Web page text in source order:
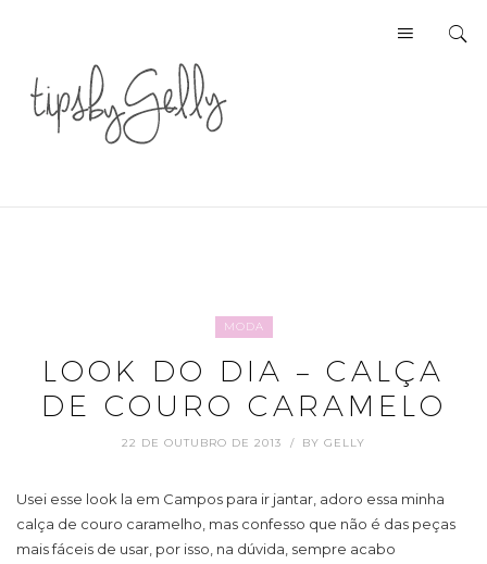
MODA
LOOK DO DIA – CALÇA
DE COURO CARAMELO
22 DE OUTUBRO DE 2013 BY GELLY
Usei esse look la em Campos para ir jantar, adoro essa minha
calça de couro caramelho, mas confesso que não é das peças
mais fáceis de usar, por isso, na dúvida, sempre acabo